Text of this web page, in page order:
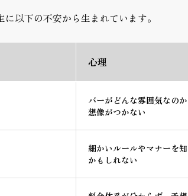
以下の不安から生まれています。
心理
バーがどんな雰囲気なの
想像がつかない
細かいルールやマナーを
かもしれない